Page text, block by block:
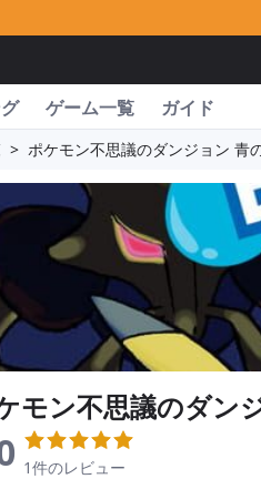
ゲーム一覧 ガイド
> ポケモン不思議のダンジョン 青
モン不思議のダン
1件のレビュー